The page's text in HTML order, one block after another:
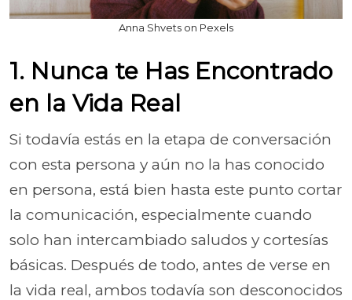
Anna Shvets on Pexels
1. Nunca te Has Encontrado
en la Vida Real
Si todavía estás en la etapa de conversación
con esta persona y aún no la has conocido
en persona, está bien hasta este punto cortar
la comunicación, especialmente cuando
solo han intercambiado saludos y cortesías
básicas. Después de todo, antes de verse en
la vida real, ambos todavía son desconocidos